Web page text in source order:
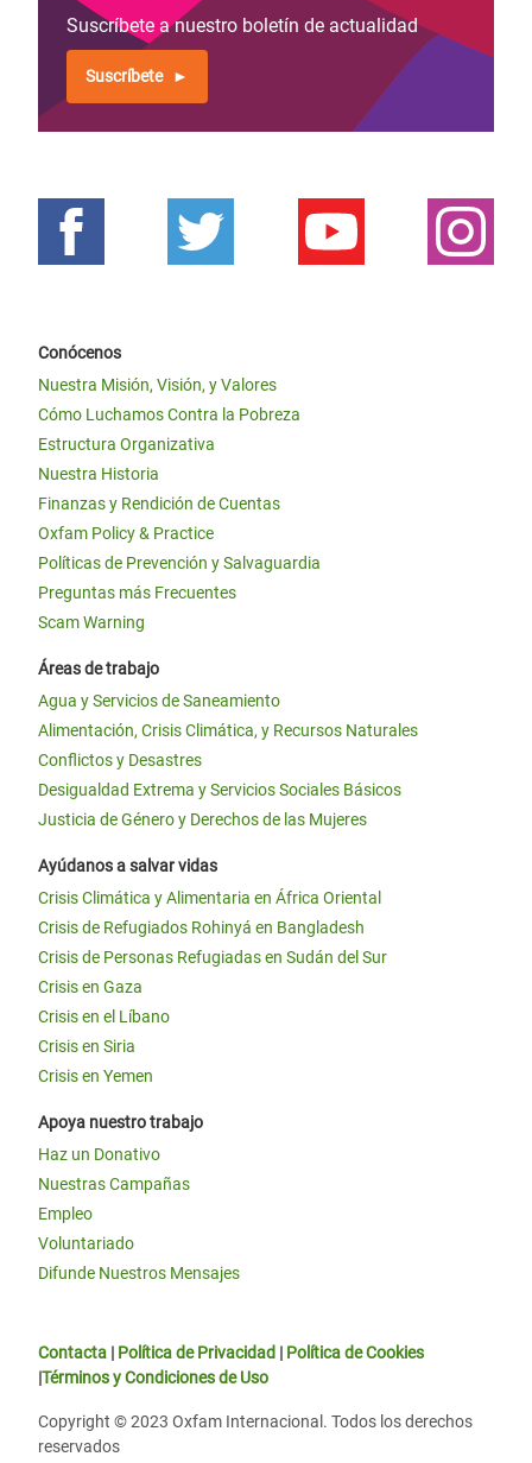
Suscríbete a nuestro boletín de actualidad
Suscríbete
Conócenos
Nuestra Misión, Visión, y Valores
Cómo Luchamos Contra la Pobreza
Estructura Organizativa
Nuestra Historia
Finanzas y Rendición de Cuentas
Oxfam Policy & Practice
Políticas de Prevención y Salvaguardia
Preguntas más Frecuentes
Scam Warning
Áreas de trabajo
Agua y Servicios de Saneamiento
Alimentación, Crisis Climática, y Recursos Naturales
Conflictos y Desastres
Desigualdad Extrema y Servicios Sociales Básicos
Justicia de Género y Derechos de las Mujeres
Ayúdanos a salvar vidas
Crisis Climática y Alimentaria en África Oriental
Crisis de Refugiados Rohinyá en Bangladesh
Crisis de Personas Refugiadas en Sudán del Sur
Crisis en Gaza
Crisis en el Líbano
Crisis en Siria
Crisis en Yemen
Apoya nuestro trabajo
Haz un Donativo
Nuestras Campañas
Empleo
Voluntariado
Difunde Nuestros Mensajes
Contacta | Política de Privacidad | Política de Cookies
|Términos y Condiciones de Uso
Copyright © 2023 Oxfam Internacional. Todos los derechos
reservados